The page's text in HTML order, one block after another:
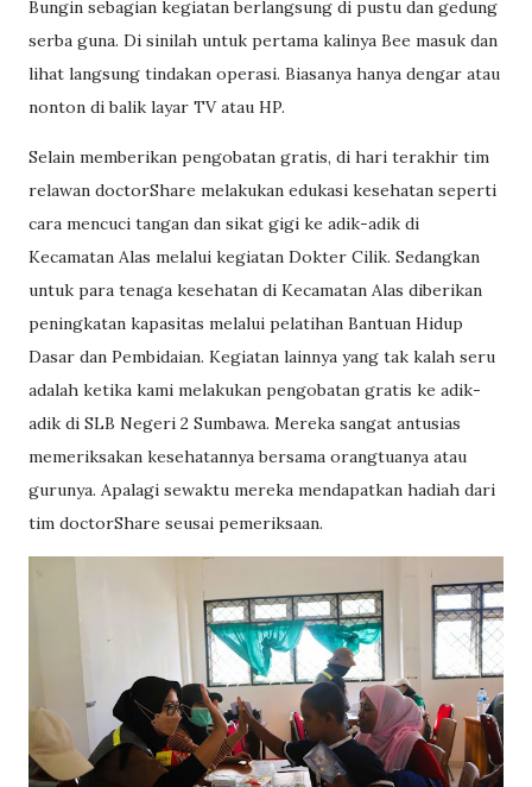
Bungin sebagian kegiatan berlangsung di pustu dan gedung
serba guna. Di sinilah untuk pertama kalinya Bee masuk dan
lihat langsung tindakan operasi. Biasanya hanya dengar atau
nonton di balik layar TV atau HP.
Selain memberikan pengobatan gratis, di hari terakhir tim
relawan doctorShare melakukan edukasi kesehatan seperti
cara mencuci tangan dan sikat gigi ke adik-adik di
Kecamatan Alas melalui kegiatan Dokter Cilik. Sedangkan
untuk para tenaga kesehatan di Kecamatan Alas diberikan
peningkatan kapasitas melalui pelatihan Bantuan Hidup
Dasar dan Pembidaian. Kegiatan lainnya yang tak kalah seru
adalah ketika kami melakukan pengobatan gratis ke adik-
adik di SLB Negeri 2 Sumbawa. Mereka sangat antusias
memeriksakan kesehatannya bersama orangtuanya atau
gurunya. Apalagi sewaktu mereka mendapatkan hadiah dari
tim doctorShare seusai pemeriksaan.